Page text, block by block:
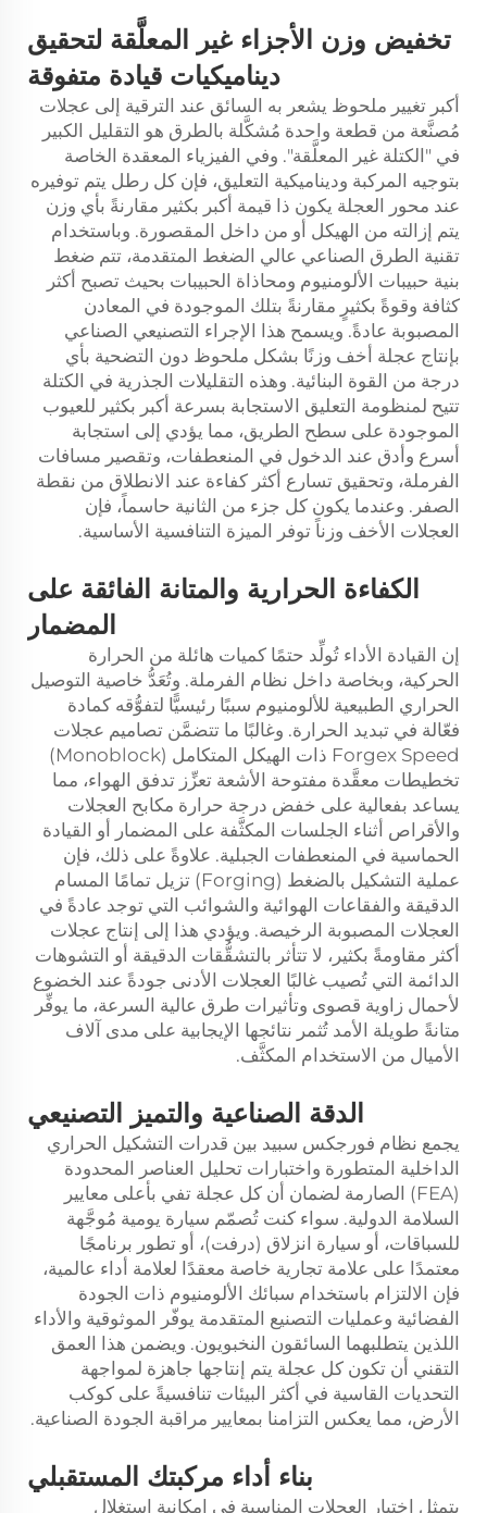
تخفيض وزن الأجزاء غير المعلَّقة لتحقيق
ديناميكيات قيادة متفوقة
أكبر تغيير ملحوظ يشعر به السائق عند الترقية إلى عجلات
مُصنَّعة من قطعة واحدة مُشكَّلة بالطرق هو التقليل الكبير
في "الكتلة غير المعلَّقة". وفي الفيزياء المعقدة الخاصة
بتوجيه المركبة وديناميكية التعليق، فإن كل رطل يتم توفيره
عند محور العجلة يكون ذا قيمة أكبر بكثير مقارنةً بأي وزن
يتم إزالته من الهيكل أو من داخل المقصورة. وباستخدام
تقنية الطرق الصناعي عالي الضغط المتقدمة، تتم ضغط
بنية حبيبات الألومنيوم ومحاذاة الحبيبات بحيث تصبح أكثر
كثافة وقوةً بكثيرٍ مقارنةً بتلك الموجودة في المعادن
المصبوبة عادةً. ويسمح هذا الإجراء التصنيعي الصناعي
بإنتاج عجلة أخف وزنًا بشكل ملحوظ دون التضحية بأي
درجة من القوة البنائية. وهذه التقليلات الجذرية في الكتلة
تتيح لمنظومة التعليق الاستجابة بسرعة أكبر بكثير للعيوب
الموجودة على سطح الطريق، مما يؤدي إلى استجابة
أسرع وأدق عند الدخول في المنعطفات، وتقصير مسافات
الفرملة، وتحقيق تسارع أكثر كفاءة عند الانطلاق من نقطة
الصفر. وعندما يكون كل جزء من الثانية حاسماً، فإن
العجلات الأخف وزناً توفر الميزة التنافسية الأساسية.
الكفاءة الحرارية والمتانة الفائقة على
المضمار
إن القيادة الأداء تُولِّد حتمًا كميات هائلة من الحرارة
الحركية، وبخاصة داخل نظام الفرملة. وتُعَدُّ خاصية التوصيل
الحراري الطبيعية للألومنيوم سببًا رئيسيًّا لتفوُّقه كمادة
فعّالة في تبديد الحرارة. وغالبًا ما تتضمَّن تصاميم عجلات
Forgex Speed ذات الهيكل المتكامل (Monoblock)
تخطيطات معقَّدة مفتوحة الأشعة تعزِّز تدفق الهواء، مما
يساعد بفعالية على خفض درجة حرارة مكابح العجلات
والأقراص أثناء الجلسات المكثَّفة على المضمار أو القيادة
الحماسية في المنعطفات الجبلية. علاوةً على ذلك، فإن
عملية التشكيل بالضغط (Forging) تزيل تمامًا المسام
الدقيقة والفقاعات الهوائية والشوائب التي توجد عادةً في
العجلات المصبوبة الرخيصة. ويؤدي هذا إلى إنتاج عجلات
أكثر مقاومةً بكثير، لا تتأثر بالتشقُّقات الدقيقة أو التشوهات
الدائمة التي تُصيب غالبًا العجلات الأدنى جودةً عند الخضوع
لأحمال زاوية قصوى وتأثيرات طرق عالية السرعة، ما يوفِّر
متانةً طويلة الأمد تُثمر نتائجها الإيجابية على مدى آلاف
الأميال من الاستخدام المكثَّف.
الدقة الصناعية والتميز التصنيعي
يجمع نظام فورجكس سبيد بين قدرات التشكيل الحراري
الداخلية المتطورة واختبارات تحليل العناصر المحدودة
(FEA) الصارمة لضمان أن كل عجلة تفي بأعلى معايير
السلامة الدولية. سواء كنت تُصمّم سيارة يومية مُوجَّهة
للسباقات، أو سيارة انزلاق (درفت)، أو تطور برنامجًا
معتمدًا على علامة تجارية خاصة معقدًا لعلامة أداء عالمية،
فإن الالتزام باستخدام سبائك الألومنيوم ذات الجودة
الفضائية وعمليات التصنيع المتقدمة يوفّر الموثوقية والأداء
اللذين يتطلبهما السائقون النخبويون. ويضمن هذا العمق
التقني أن تكون كل عجلة يتم إنتاجها جاهزة لمواجهة
التحديات القاسية في أكثر البيئات تنافسيةً على كوكب
الأرض، مما يعكس التزامنا بمعايير مراقبة الجودة الصناعية.
بناء أداء مركبتك المستقبلي
يتمثل اختيار العجلات المناسبة في إمكانية استغلال